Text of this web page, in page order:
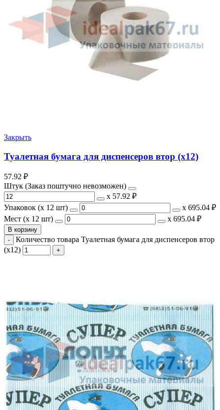
Закрыть
Туалетная бумага для диспенсеров втор (х12)
57.92 ₽
Штук (Заказ поштучно невозможен)
х 57.92 ₽
Упаковок (x 12 шт)
х 695.04 ₽
Мест (x 12 шт)
х 695.04 ₽
В корзину
Количество товара Туалетная бумага для диспенсеров втор
(х12)